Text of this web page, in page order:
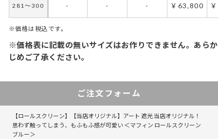
281～300 - - - ￥63,800
※価格は税込です。
※価格表に記載の無いサイズはお作りできません。あらか
じめご了承ください。
ご注文フォーム
【ロールスクリーン】【当店オリジナル】アート 遮光 当店オリジナル！
思わず触ってしまう、もふもふ感が可愛い ＜マフィン ロールスクリーン
ブルー＞